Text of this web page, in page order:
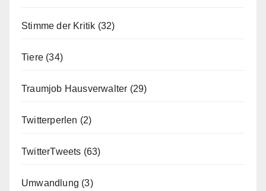
Stimme der Kritik (32)
Tiere (34)
Traumjob Hausverwalter (29)
Twitterperlen (2)
TwitterTweets (63)
Umwandlung (3)